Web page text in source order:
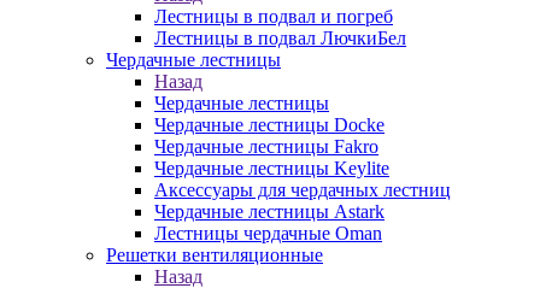
Лестницы в подвал и погреб
Лестницы в подвал ЛючкиБел
Чердачные лестницы
Назад
Чердачные лестницы
Чердачные лестницы Docke
Чердачные лестницы Fakro
Чердачные лестницы Keylite
Аксессуары для чердачных лестниц
Чердачные лестницы Astark
Лестницы чердачные Oman
Решетки вентиляционные
Назад